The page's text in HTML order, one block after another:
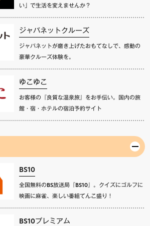
い」で生活を変えませんか？
ジャパネットクルーズ
ジャパネットが磨き上げたおもてなしで、感動の
豪華クルーズ体験を。
ゆこゆこ
お客様の『良質な温泉旅』をお手伝い。国内の旅
館・宿・ホテルの宿泊予約サイト
BS10
全国無料のBS放送局『BS10』。クイズにゴルフに
映画に麻雀、楽しい番組てんこ盛り！
BS10プレミアム